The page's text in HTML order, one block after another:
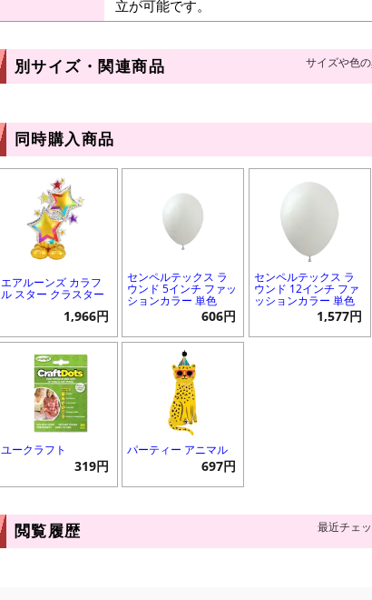
立が可能です。
別サイズ・関連商品 サイズや色
同時購入商品
エアルーンズ カラフ
ル スター クラスター
1,966円
センペルテックス ラ
ウンド 5インチ ファッ
ションカラー 単色
606円
センペルテックス ラ
ウンド 12インチ ファ
ッションカラー 単色
1,577円
ユークラフト
319円
パーティー アニマル
697円
閲覧履歴 最近チェ